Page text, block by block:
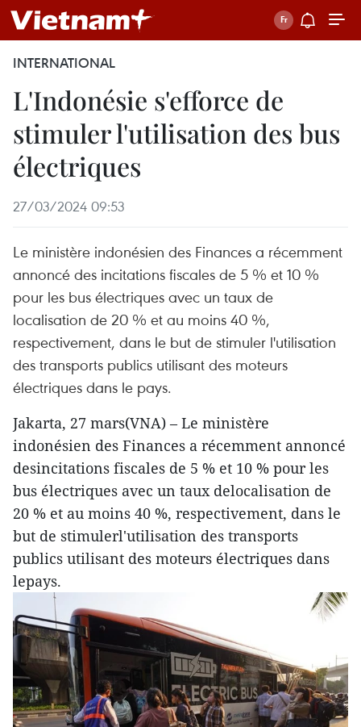
INTERNATIONAL
L'Indonésie s'efforce de
stimuler l'utilisation des bus
électriques
27/03/2024 09:53
Le ministère indonésien des Finances a récemment
annoncé des incitations fiscales de 5 % et 10 %
pour les bus électriques avec un taux de
localisation de 20 % et au moins 40 %,
respectivement, dans le but de stimuler l'utilisation
des transports publics utilisant des moteurs
électriques dans le pays.
Jakarta, 27 mars(VNA) – Le ministère
indonésien des Finances a récemment annoncé
desincitations fiscales de 5 % et 10 % pour les
bus électriques avec un taux delocalisation de
20 % et au moins 40 %, respectivement, dans le
but de stimulerl'utilisation des transports
publics utilisant des moteurs électriques dans
lepays.